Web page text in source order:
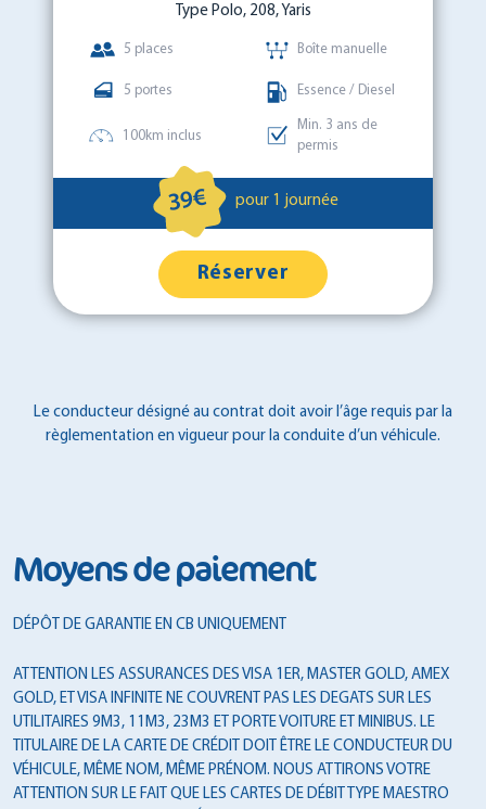
Type Polo, 208, Yaris
5 places Boîte manuelle
5 portes Essence / Diesel
100km inclus
Min. 3 ans de
permis
39€ pour 1 journée
Réserver
Le conducteur désigné au contrat doit avoir l’âge requis par la
règlementation en vigueur pour la conduite d’un véhicule.
Moyens de paiement
DÉPÔT DE GARANTIE EN CB UNIQUEMENT
ATTENTION LES ASSURANCES DES VISA 1ER, MASTER GOLD, AMEX
GOLD, ET VISA INFINITE NE COUVRENT PAS LES DEGATS SUR LES
UTILITAIRES 9M3, 11M3, 23M3 ET PORTE VOITURE ET MINIBUS. LE
TITULAIRE DE LA CARTE DE CRÉDIT DOIT ÊTRE LE CONDUCTEUR DU
VÉHICULE, MÊME NOM, MÊME PRÉNOM. NOUS ATTIRONS VOTRE
ATTENTION SUR LE FAIT QUE LES CARTES DE DÉBIT TYPE MAESTRO